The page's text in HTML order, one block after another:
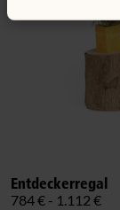
Entdeckerregal
784 € - 1.112 €